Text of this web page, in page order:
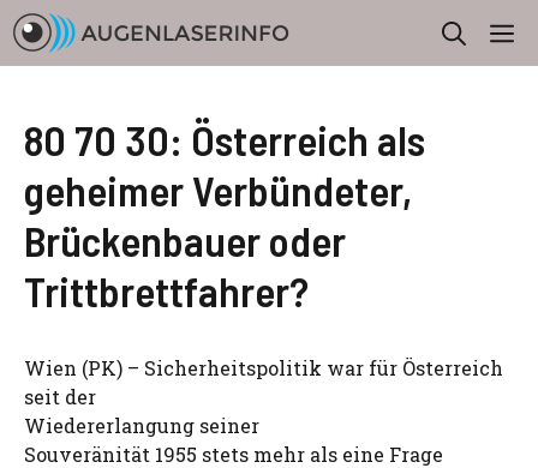
Zum
Inhalt
springen
80 70 30: Österreich als
geheimer Verbündeter,
Brückenbauer oder
Trittbrettfahrer?
Wien (PK) – Sicherheitspolitik war für Österreich
seit der
Wiedererlangung seiner
Souveränität 1955 stets mehr als eine Frage